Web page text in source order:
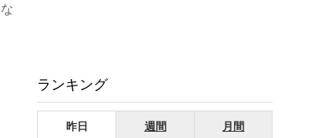
ランキング
昨日 週間 月間